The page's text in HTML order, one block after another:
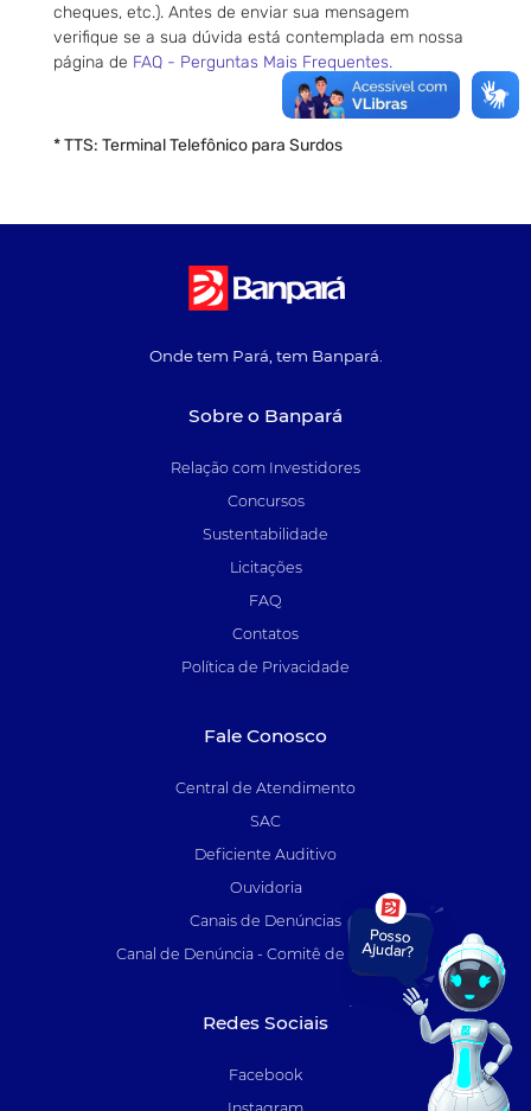
cheques, etc.). Antes de enviar sua mensagem
verifique se a sua dúvida está contemplada em nossa
página de FAQ - Perguntas Mais Frequentes.
*TTS: Terminal Telefônico para Surdos
Onde tem Pará, tem Banpará.
Sobre o Banpará
Relação com Investidores
Concursos
Sustentabilidade
Licitações
FAQ
Contatos
Política de Privacidade
Fale Conosco
Central de Atendimento
SAC
Deficiente Auditivo
Ouvidoria
Canais de Denúncias
Canal de Denúncia - Comitê de Auditoria
Redes Sociais
Facebook